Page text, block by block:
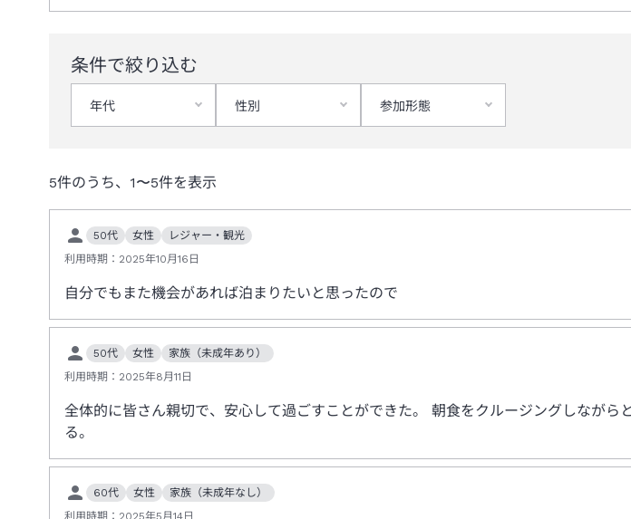
条件で絞り込む
年代 性別 参加形態
5件のうち、 1〜5件を表示
50代 女性
レジャー・観光
利用時期： 2025年10月16日
自分でもまた機会があれば泊まりたいと思ったので
50代 女性
家族（未成年あり）
利用時期： 2025年8月11日
全体的に皆さん親切で、安心して過ごすことができた。 朝食をクルージングしなが
る。
60代 女性
家族（未成年なし）
利用時期： 2025年5月14日